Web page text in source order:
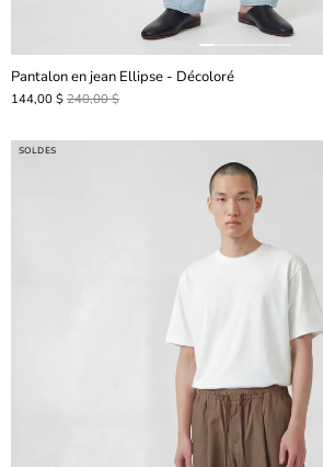
Pantalon en jean Ellipse - Décoloré
144,00 $ 240,00 $
SOLDES